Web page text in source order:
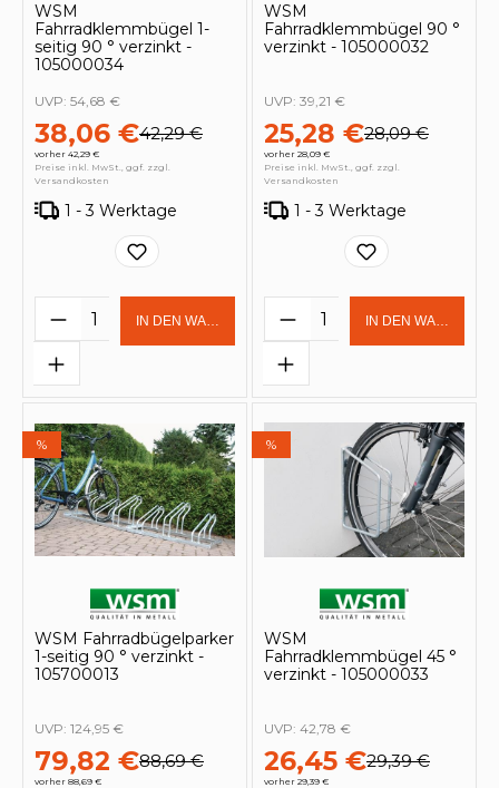
WSM
Fahrradklemmbügel 1-
seitig 90 ° verzinkt -
105000034
38,06 €42,29 €
vorher 42,29 €
UVP: 54,68 €
Preise inkl. MwSt., ggf. zzgl.
Versandkosten
1 - 3 Werktage
Produkt Anzahl: Gib den
IN DEN WARENKORB
WSM
Fahrradklemmbügel 90 °
verzinkt - 105000032
25,28 €28,09 €
vorher 28,09 €
UVP: 39,21 €
Preise inkl. MwSt., ggf. zzgl.
Versandkosten
1 - 3 Werktage
Produkt Anzahl:
IN DEN
%
WSM Fahrradbügelparker
1-seitig 90 ° verzinkt -
105700013
79,82 €88,69 €
vorher 88,69 €
UVP: 124,95 €
%
WSM
Fahrradklemmbügel 45 °
verzinkt - 105000033
26,45 €29,39 €
vorher 29,39 €
UVP: 42,78 €